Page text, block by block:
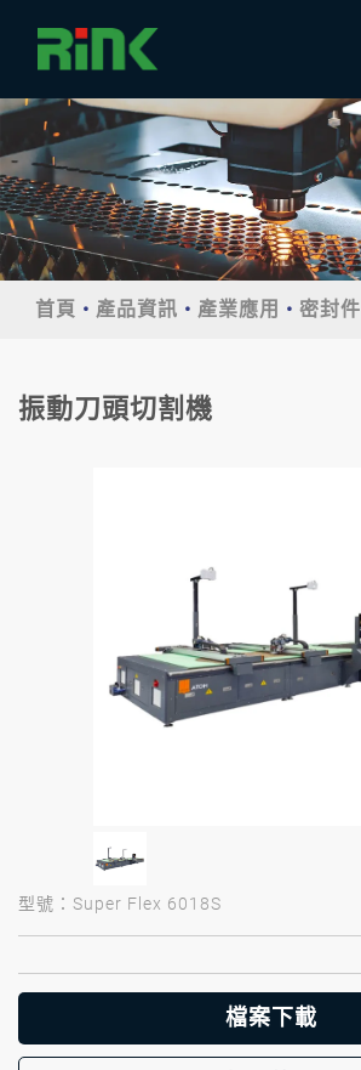
首頁 產品資訊 產業應用 密封件
振動刀頭切割機
型號：Super Flex 6018S
檔案下載